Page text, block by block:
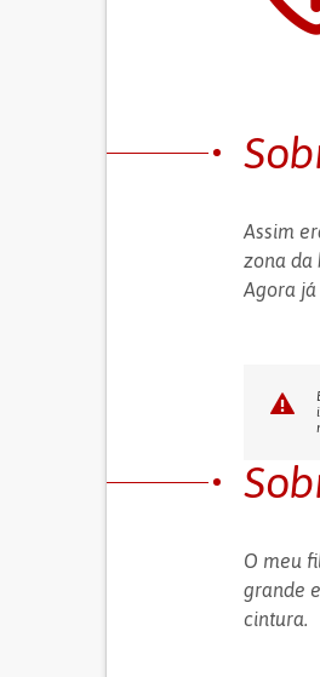
Assim
zona da
Agora já
O meu
grande
cintura.